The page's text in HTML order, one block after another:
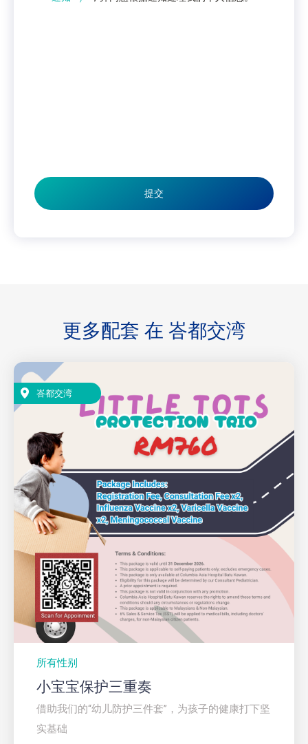
提交
更多配套 在 峇都交湾
峇都交湾
所有性别
小宝宝保护三重奏
借助我们的“幼儿防护三件套”，为孩子的健康打下坚
实基础